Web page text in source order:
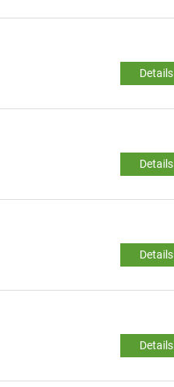
Details
Details
Details
Details